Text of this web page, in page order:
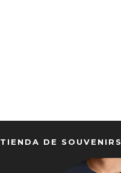
TIENDA DE SOUVENIRS